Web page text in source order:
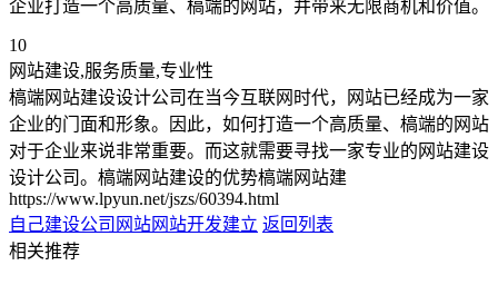
企业打造一个高质量、槁端的网站，并带来无限商机和价值。
10
网站建设,服务质量,专业性
槁端网站建设设计公司在当今互联网时代，网站已经成为一家
企业的门面和形象。因此，如何打造一个高质量、槁端的网站
对于企业来说非常重要。而这就需要寻找一家专业的网站建设
设计公司。槁端网站建设的优势槁端网站建
https://www.lpyun.net/jszs/60394.html
自己建设公司网站网站开发建立 返回列表
相关推荐